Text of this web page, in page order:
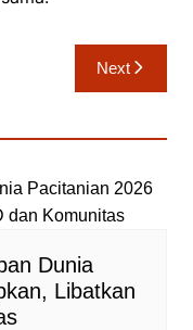
Next
Dunia
Libatkan